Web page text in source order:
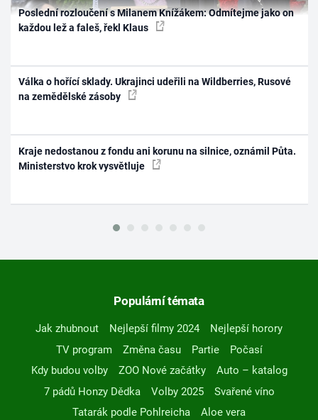
Poslední rozloučení s Milanem Knížákem: Odmítejme jako on
každou lež a faleš, řekl Klaus
Válka o hořící sklady. Ukrajinci udeřili na Wildberries, Rusové
na zemědělské zásoby
Kraje nedostanou z fondu ani korunu na silnice, oznámil Půta.
Ministerstvo krok vysvětluje
Populární témata
Jak zhubnout Nejlepší filmy 2024
Nejlepší horory
TV program
Změna času Partie
Počasí
Kdy budou volby
ZOO Nové začátky
Auto – katalog
7 pádů Honzy Dědka
Volby 2025
Svařené víno
Tatarák podle Pohlreicha
Aloe vera